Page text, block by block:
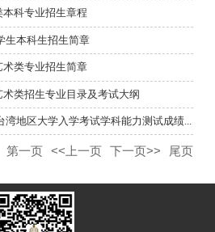
科专业招生章程
生本科生招生简章
类专业招生简章
类招生专业目录及考试大纲
湾地区大学入学考试学科能力测试成绩...
第一页 <<上一页 下一页>> 尾页